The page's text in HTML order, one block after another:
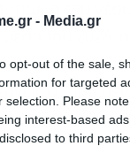
- Media.gr
opt-out of the sale,
for targeted
selection. Please
interest-based
to third
του
του 2026,
μετοχικού
που
στην